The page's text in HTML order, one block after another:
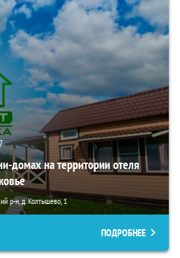
домах на территории отеля
р-н, д. Колтышево, 1
ПОДРОБНЕЕ